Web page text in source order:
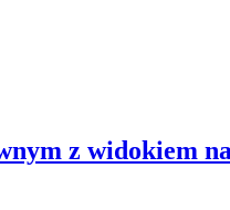
z widokiem